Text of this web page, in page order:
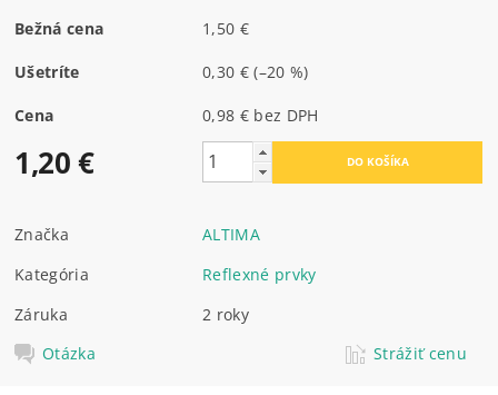
Bežná cena 1,50 €
Ušetríte 0,30 €(–20 %)
Cena 0,98 € bez DPH
1,20 €
Značka
ALTIMA
Kategória
Reflexné prvky
Záruka
2 roky
Otázka
Strážiť cenu